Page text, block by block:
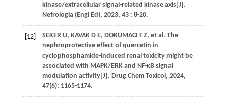
kinase/extracellular signal-related kinase axis[J].
Nefrologia (Engl Ed), 2023, 43: 8-20.
[12]
SEKER U, KAVAK D E, DOKUMACI F Z, et al. The
nephroprotective effect of quercetin in
cyclophosphamide-induced renal toxicity might be
associated with MAPK/ERK and NF-κB signal
modulation activity[J]. Drug Chem Toxicol, 2024,
47(6): 1165-1174.